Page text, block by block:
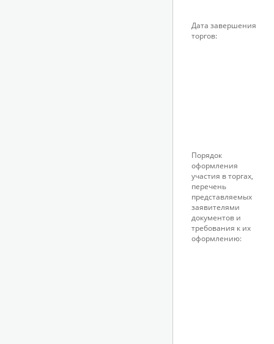
Дата завершения
торгов:
Порядок
оформления
участия в торгах,
перечень
представляемых
заявителями
документов и
требования к их
оформлению: